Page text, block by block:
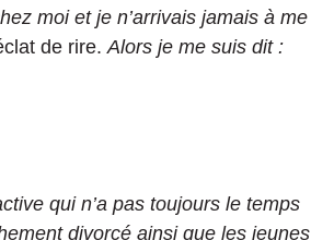
moi et je n’arrivais jamais à me
de rire. Alors je me suis dit :
qui n’a pas toujours le temps
divorcé ainsi que les jeunes